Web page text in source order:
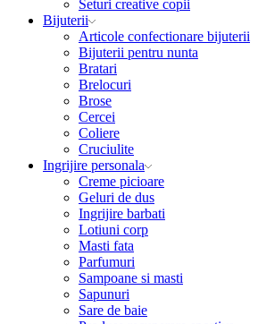
Seturi creative copii
Bijuterii
Articole confectionare bijuterii
Bijuterii pentru nunta
Bratari
Brelocuri
Brose
Cercei
Coliere
Cruciulite
Ingrijire personala
Creme picioare
Geluri de dus
Ingrijire barbati
Lotiuni corp
Masti fata
Parfumuri
Sampoane si masti
Sapunuri
Sare de baie